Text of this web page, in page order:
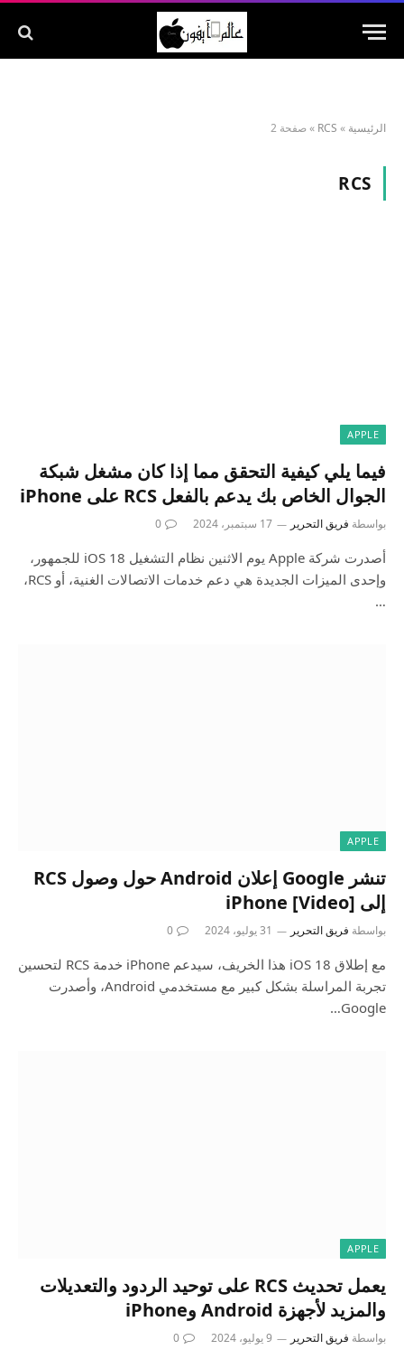
الرئيسية »
RCS
»صفحة 2
RCS
APPLE
فيما يلي كيفية التحقق مما إذا كان مشغل شبكة
الجوال الخاص بك يدعم بالفعل RCS على iPhone
بواسطة فريق التحرير 17 سبتمبر، 2024 0
أصدرت شركة Apple يوم الاثنين نظام التشغيل iOS 18 للجمهور،
وإحدى الميزات الجديدة هي دعم خدمات الاتصالات الغنية، أو RCS،
…
APPLE
تنشر Google إعلان Android حول وصول RCS
إلى iPhone [Video]
بواسطة فريق التحرير 31 يوليو، 2024 0
مع إطلاق iOS 18 هذا الخريف، سيدعم iPhone خدمة RCS لتحسين
تجربة المراسلة بشكل كبير مع مستخدمي Android، وأصدرت
Google…
APPLE
يعمل تحديث RCS على توحيد الردود والتعديلات
والمزيد لأجهزة Android وiPhone
بواسطة فريق التحرير 9 يوليو، 2024 0